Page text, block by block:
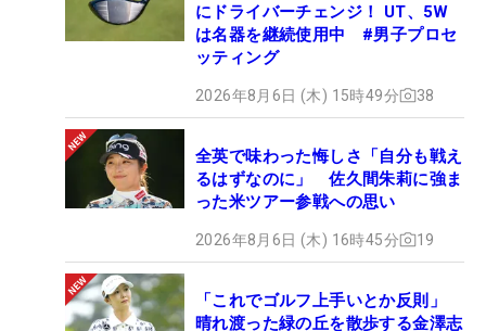
にドライバーチェンジ！ UT、5W
は名器を継続使用中 #男子プロセ
ッティング
2026年8月6日 (木) 15時49分 38
全英で味わった悔しさ「自分も戦え
るはずなのに」 佐久間朱莉に強ま
った米ツアー参戦への思い
2026年8月6日 (木) 16時45分 19
「これでゴルフ上手いとか反則」
晴れ渡った緑の丘を散歩する金澤志